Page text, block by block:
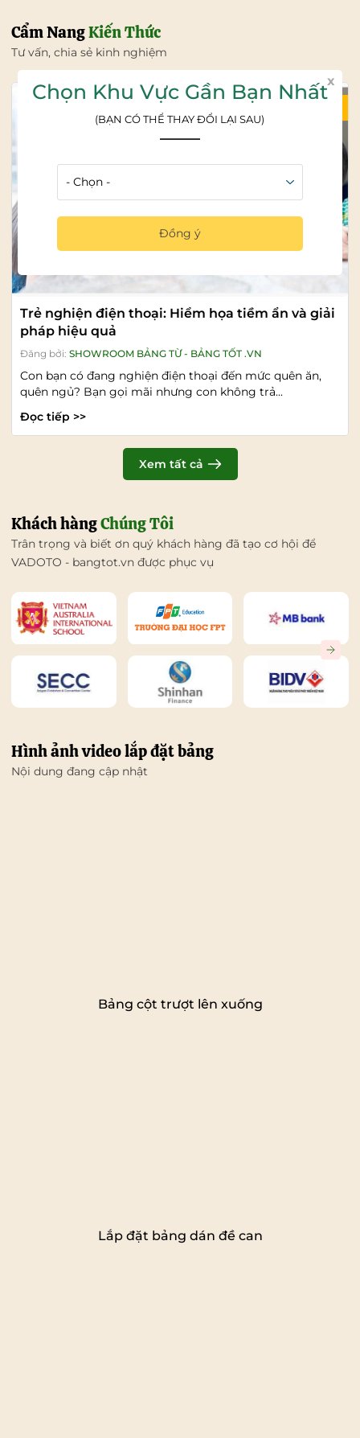
Cẩm NangKiến Thức
Tư vấn, chia sẻ kinh nghiệm
Trẻ nghiện điện thoại: Hiểm họa tiềm ẩn và giải
pháp hiệu quả
Đăng bởi: SHOWROOM BẢNG TỪ - BẢNG TỐT .VN
Con bạn có đang nghiện điện thoại đến mức quên ăn,
quên ngủ? Bạn gọi mãi nhưng con không trả...
Đọc tiếp >>
Xem tất cả
Khách hàngChúng Tôi
Trân trọng và biết ơn quý khách hàng đã tạo cơ hội để
VADOTO - bangtot.vn được phục vụ
Hình ảnh video lắp đặt bảng
Nội dung đang cập nhật
Bảng cột trượt lên xuống
Lắp đặt bảng dán đề can
x
Chọn Khu Vực Gần Bạn Nhất
(BẠN CÓ THỂ THAY ĐỔI LẠI SAU)
Đồng ý